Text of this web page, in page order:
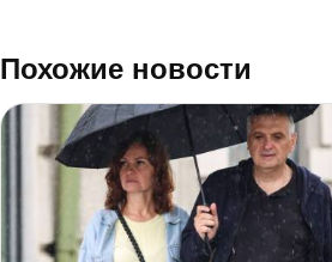
Похожие новости